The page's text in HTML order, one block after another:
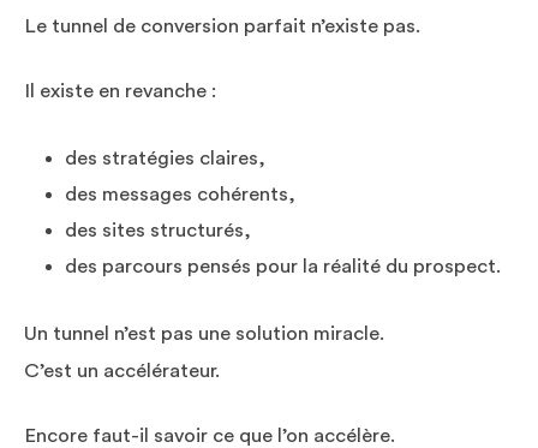
Le tunnel de conversion parfait n’existe pas.
Il existe en revanche :
des stratégies claires,
des messages cohérents,
des sites structurés,
des parcours pensés pour la réalité du prospect.
Un tunnel n’est pas une solution miracle.
C’est un accélérateur.
Encore faut-il savoir ce que l’on accélère.